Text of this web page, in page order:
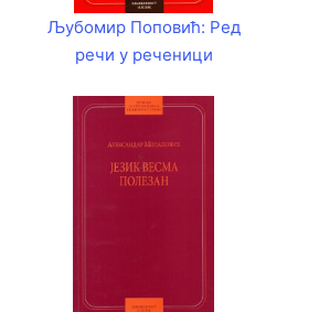
Љубомир Поповић: Ред
речи у реченици